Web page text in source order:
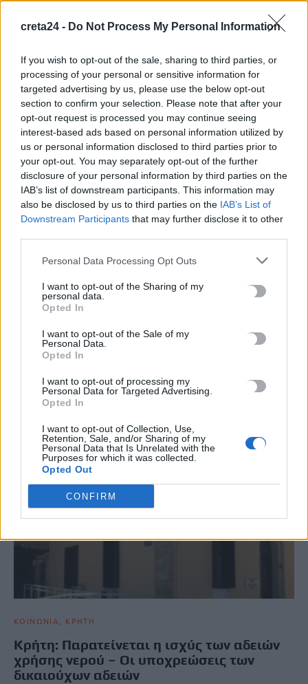
creta24 - Do Not Process My Personal Information
If you wish to opt-out of the sale, sharing to third parties, or
processing of your personal or sensitive information for
targeted advertising by us, please use the below opt-out
section to confirm your selection. Please note that after your
opt-out request is processed you may continue seeing
interest-based ads based on personal information utilized by
us or personal information disclosed to third parties prior to
your opt-out. You may separately opt-out of the further
disclosure of your personal information by third parties on the
IAB’s list of downstream participants. This information may
also be disclosed by us to third parties on the IAB’s List of
Downstream Participants that may further disclose it to other
Personal Data Processing Opt Outs
I want to opt-out of the Sharing of my
personal data.
Opted In
I want to opt-out of the Sale of my
Personal Data.
Opted In
I want to opt-out of processing my
Personal Data for Targeted Advertising.
Opted In
I want to opt-out of Collection, Use,
Retention, Sale, and/or Sharing of my
Personal Data that Is Unrelated with the
Purposes for which it was collected.
Opted Out
CONFIRM
Ηράκλειο: Βλάβη στη μεγάλη γεώτρηση των Βασιλειών φέρνει
Γάζα: Νετανιάχου και Κατζ ενέκριναν έργα ανοικοδόμησης
στη Ράφα
9 Αυγούστου, 2026
Ροδόπη: Στο νοσοκομείο ανήλικος λόγω κατανάλωσης αλκοόλ
– Συνελήφθη υπάλληλος καταστήματος
9 Αυγούστου, 2026
ΣΧΕΤΙΚΆ ΆΡΘΡΑ
ΚΟΙΝΩΝΙΑ ΚΡΗΤΗ
Kρήτη: Παρατείνεται η ισχύς των αδειών
χρήσης νερού – Οι υποχρεώσεις των
δικαιούχων αδειών